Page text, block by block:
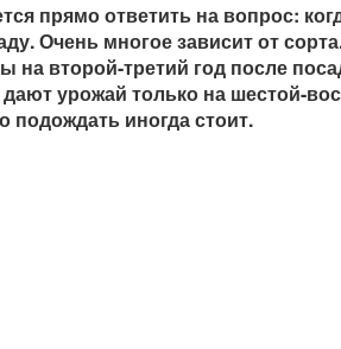
прямо ответить на вопрос:
Очень многое зависит от
на второй-третий год после
урожай только на шестой-
подождать иногда стоит.